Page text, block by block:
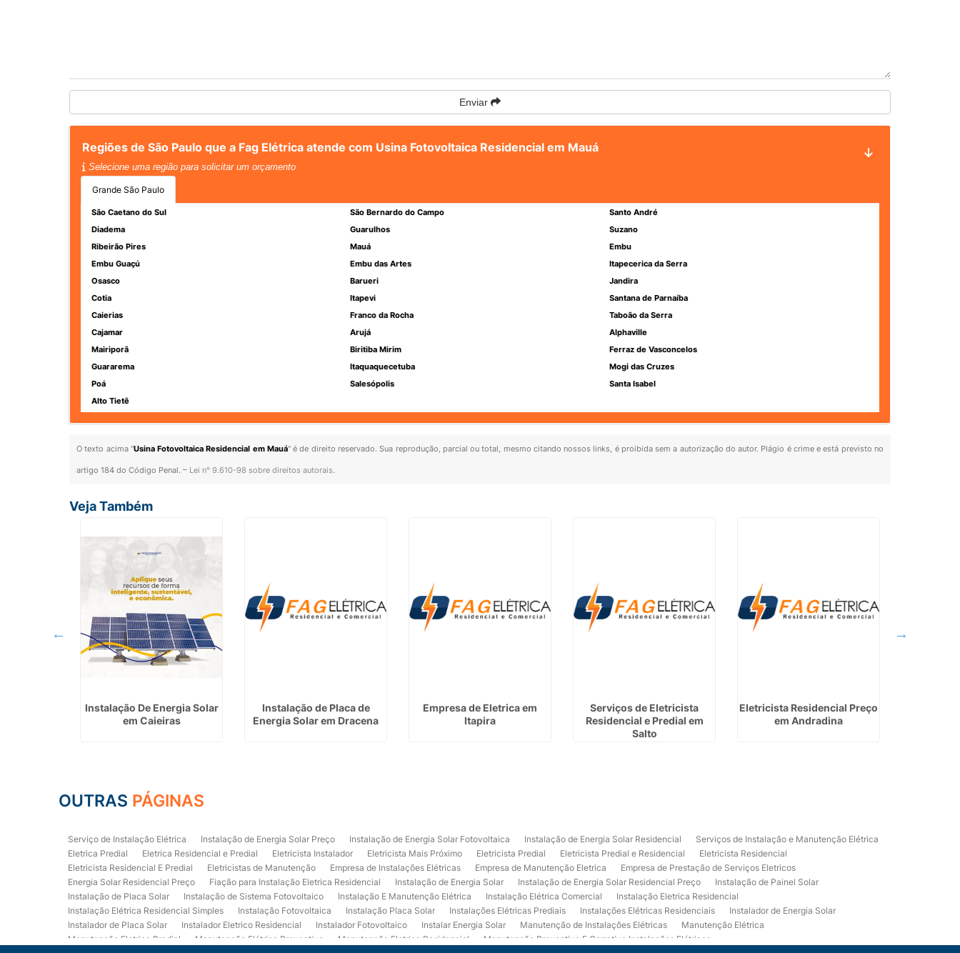
Enviar
Regiões de São Paulo que a Fag Elétrica atende com Usina Fotovoltaica Residencial em Mauá
Selecione uma região para solicitar um orçamento
Grande São Paulo
São Caetano do Sul São Bernardo do Campo
Santo André
Diadema
Guarulhos
Suzano
Ribeirão Pires
Mauá
Embu
Embu Guaçú
Embu das Artes
Itapecerica da Serra
Osasco
Barueri
Jandira
Cotia
Itapevi
Santana de Parnaíba
Caierias
Franco da Rocha
Taboão da Serra
Cajamar
Arujá
Alphaville
Mairiporã
Biritiba Mirim
Ferraz de Vasconcelos
Guararema
Itaquaquecetuba
Mogi das Cruzes
Poá
Salesópolis
Santa Isabel
Alto Tietê
O texto acima "Usina Fotovoltaica Residencial em Mauá" é de direito reservado. Sua reprodução, parcial ou total, mesmo citando nossos links, é proibida sem a autorização do autor. Plágio é crime e está previsto no
artigo 184 do Código Penal. – Lei n° 9.610-98 sobre direitos autorais.
Veja Também
Instalação De Energia Solar
em Caieiras
Instalação de Placa de
Energia Solar em Dracena
Empresa de Eletrica em
Itapira
Serviços de Eletricista
Residencial e Predial em
Salto
Eletricista Residencial Preço
em Andradina
OUTRAS PÁGINAS
Serviço de Instalação Elétrica Instalação de Energia Solar Preço Instalação de Energia Solar Fotovoltaica Instalação de Energia Solar Residencial
Serviços de Instalação e Manutenção Elétrica
Eletrica Predial
Eletrica Residencial e Predial Eletricista Instalador Eletricista Mais Próximo Eletricista Predial Eletricista Predial e Residencial
Eletricista Residencial
Eletricista Residencial E Predial
Eletricistas de Manutenção Empresa de Instalações Elétricas Empresa de Manutenção Eletrica
Empresa de Prestação de Serviços Eletricos
Energia Solar Residencial Preço
Fiação para Instalação Eletrica Residencial Instalação de Energia Solar Instalação de Energia Solar Residencial Preço
Instalação de Painel Solar
Instalação de Placa Solar
Instalação de Sistema Fotovoltaico Instalação E Manutenção Elétrica Instalação Elétrica Comercial
Instalação Eletrica Residencial
Instalação Elétrica Residencial Simples
Instalação Fotovoltaica Instalação Placa Solar Instalações Elétricas Prediais Instalações Elétricas Residenciais
Instalador de Energia Solar
Instalador de Placa Solar
Instalador Eletrico Residencial Instalador Fotovoltaico Instalar Energia Solar Manutenção de Instalações Elétricas
Manutenção Elétrica
Manutenção Eletrica Predial
Manutenção Elétrica Preventiva Manutenção Eletrica Residencial
Manutenção Preventiva E Corretiva Instalações Elétricas